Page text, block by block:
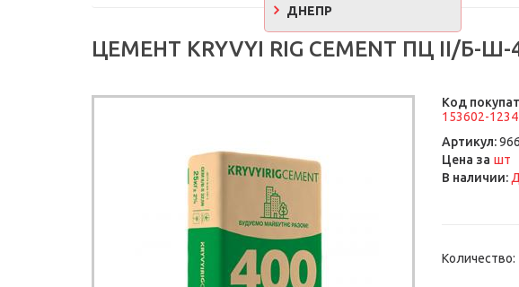
ДНЕПР
ЦЕМЕНТ KRYVYI RIG CEMENT ПЦ II/Б-
Код
153602-
Артикул:
Цена за шт
В наличии:
Количество: